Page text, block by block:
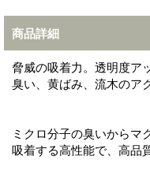
商品詳細
脅威の吸着力。透明度ア
臭い、黄ばみ、流木のア
ミクロ分子の臭いからマ
吸着する高性能で、高品